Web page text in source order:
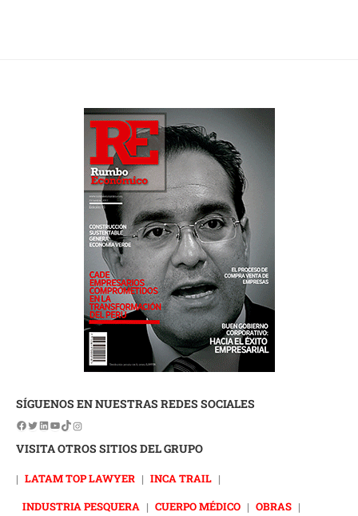
SÍGUENOS EN NUESTRAS REDES SOCIALES
VISITA OTROS SITIOS DEL GRUPO
| LATAM TOP LAWYER | INCA TRAIL |
INDUSTRIA PESQUERA | CUERPO MÉDICO | OBRAS |